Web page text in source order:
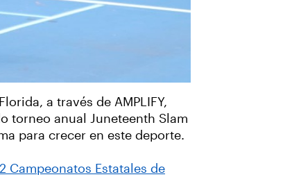
a través de AMPLIFY,
torneo anual Juneteenth Slam
para crecer en este deporte.
Campeonatos Estatales de